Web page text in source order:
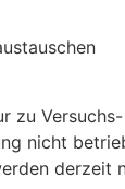
zu
nicht
derzeit